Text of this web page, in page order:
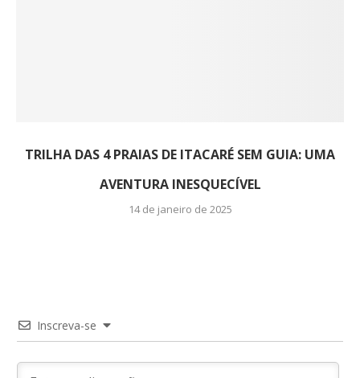
TRILHA DAS 4 PRAIAS DE ITACARÉ SEM GUIA: UMA
AVENTURA INESQUECÍVEL
14 de janeiro de 2025
Inscreva-se